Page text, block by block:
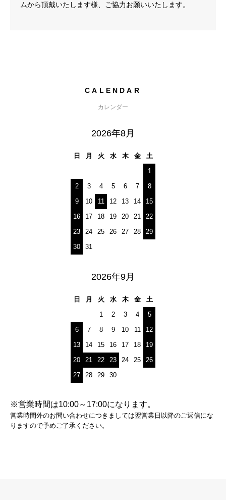
ムから頂戴いたします様、ご協力お願いいたします。
CALENDAR
カレンダー
2026年8月
日 月 火 水 木 金
土
1
2
3 4 5 6 7
8
9
10 11 12 13 14
15
16
17 18 19 20 21
22
23
24 25 26 27 28
29
30
31
2026年9月
日 月 火 水 木 金
土
1
2 3 4
5
6
7 8 9 10 11
12
13
14 15 16 17 18
19
20
21 22 23 24 25
26
27
28 29 30
※営業時間は10:00～17:00になります。
営業時間外のお問い合わせにつきましては翌営業日以降のご返信にな
りますので予めご了承ください。